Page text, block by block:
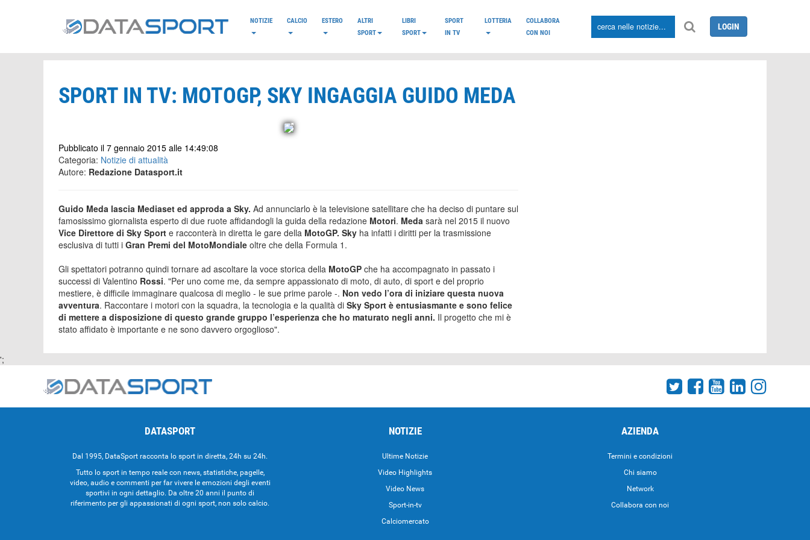
NOTIZIE CALCIO ESTERO
ALTRI
SPORT
LIBRI
SPORT
SPORT
IN TV
LOTTERIA
COLLABORA
CON NOI
LOGIN
SPORT IN TV: MOTOGP, SKY INGAGGIA GUIDO MEDA
Pubblicato il 7 gennaio 2015 alle 14:49:08
Categoria: Notizie di attualità
Autore: Redazione Datasport.it
Guido Meda lascia Mediaset ed approda a Sky. Ad annunciarlo è la televisione satellitare che ha deciso di puntare sul
famosissimo giornalista esperto di due ruote affidandogli la guida della redazione Motori. Meda sarà nel 2015 il nuovo
Vice Direttore di Sky Sport e racconterà in diretta le gare della MotoGP. Sky ha infatti i diritti per la trasmissione
esclusiva di tutti i Gran Premi del MotoMondiale oltre che della Formula 1.
Gli spettatori potranno quindi tornare ad ascoltare la voce storica della MotoGP che ha accompagnato in passato i
successi di Valentino Rossi. "Per uno come me, da sempre appassionato di moto, di auto, di sport e del proprio
mestiere, è difficile immaginare qualcosa di meglio - le sue prime parole -. Non vedo l’ora di iniziare questa nuova
avventura. Raccontare i motori con la squadra, la tecnologia e la qualità di Sky Sport è entusiasmante e sono felice
di mettere a disposizione di questo grande gruppo l’esperienza che ho maturato negli anni. Il progetto che mi è
stato affidato è importante e ne sono davvero orgoglioso".
';
DATASPORT
Dal 1995, DataSport racconta lo sport in diretta, 24h su 24h.
Tutto lo sport in tempo reale con news, statistiche, pagelle,
video, audio e commenti per far vivere le emozioni degli eventi
sportivi in ogni dettaglio. Da oltre 20 anni il punto di
riferimento per gli appassionati di ogni sport, non solo calcio.
NOTIZIE
Ultime Notizie
Video Highlights
Video News
Sport-in-tv
Calciomercato
AZIENDA
Termini e condizioni
Chi siamo
Network
Collabora con noi